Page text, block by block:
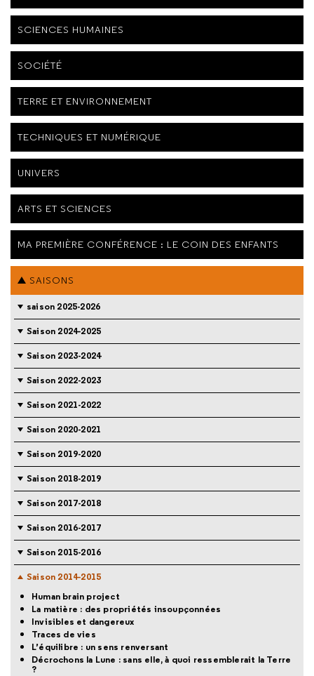
SCIENCES HUMAINES
SOCIÉTÉ
TERRE ET ENVIRONNEMENT
TECHNIQUES ET NUMÉRIQUE
UNIVERS
ARTS ET SCIENCES
MA PREMIÈRE CONFÉRENCE : LE COIN DES ENFANTS
SAISONS
saison 2025-2026
Saison 2024-2025
Saison 2023-2024
Saison 2022-2023
Saison 2021-2022
Saison 2020-2021
Saison 2019-2020
Saison 2018-2019
Saison 2017-2018
Saison 2016-2017
Saison 2015-2016
Saison 2014-2015
Human brain project
La matière : des propriétés insoupçonnées
Invisibles et dangereux
Traces de vies
L’équilibre : un sens renversant
Décrochons la Lune : sans elle, à quoi ressemblerait la Terre
?